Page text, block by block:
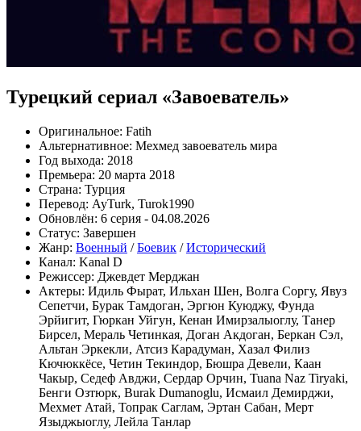
Турецкий сериал «Завоеватель»
Оригинальное: Fatih
Альтернативное: Мехмед завоеватель мира
Год выхода: 2018
Премьера: 20 марта 2018
Страна: Турция
Перевод: AyTurk, Turok1990
Обновлён: 6 серия - 04.08.2026
Статус: Завершен
Жанр: Военный /Боевик /Исторический
Канал: Kanal D
Режиссер: Джевдет Мерджан
Актеры: Идиль Фырат, Ильхан Шен, Волга Соргу, Явуз
Сепетчи, Бурак Тамдоган, Эргюн Куюджу, Фунда
Эрйигит, Гюркан Уйгун, Кенан Имирзалыоглу, Танер
Бирсел, Мераль Четинкая, Доган Акдоган, Беркан Сэл,
Альтан Эркекли, Атсиз Карадуман, Хазал Филиз
Кючюккёсе, Четин Текиндор, Бюшра Девели, Каан
Чакыр, Седеф Авджи, Сердар Орчин, Tuana Naz Tiryaki,
Бенги Озтюрк, Burak Dumanoglu, Исмаил Демирджи,
Мехмет Атай, Топрак Саглам, Эртан Сабан, Мерт
Языджыоглу, Лейла Танлар